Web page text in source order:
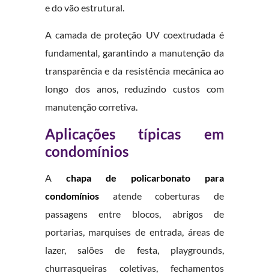
e do vão estrutural.
A camada de proteção UV coextrudada é
fundamental, garantindo a manutenção da
transparência e da resistência mecânica ao
longo dos anos, reduzindo custos com
manutenção corretiva.
Aplicações típicas em
condomínios
A chapa de policarbonato para
condomíniosatende coberturas de
passagens entre blocos, abrigos de
portarias, marquises de entrada, áreas de
lazer, salões de festa, playgrounds,
churrasqueiras coletivas, fechamentos